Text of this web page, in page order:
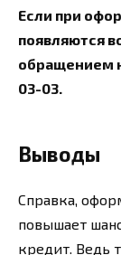
Если при
появляются
обращением
03-03.
Выводы
Справка,
повышает
кредит. Ведь